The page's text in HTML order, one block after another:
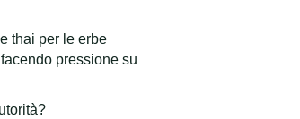
thai per le erbe
pressione su